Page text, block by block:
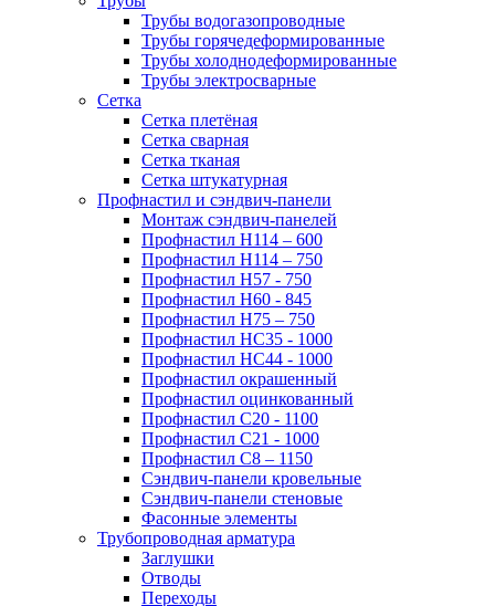
Трубы водогазопроводные
Трубы горячедеформированные
Трубы холоднодеформированные
Трубы электросварные
Сетка
Сетка плетёная
Сетка сварная
Сетка тканая
Сетка штукатурная
Профнастил и сэндвич-панели
Монтаж сэндвич-панелей
Профнастил Н114 – 600
Профнастил Н114 – 750
Профнастил Н57 - 750
Профнастил Н60 - 845
Профнастил Н75 – 750
Профнастил НС35 - 1000
Профнастил НС44 - 1000
Профнастил окрашенный
Профнастил оцинкованный
Профнастил С20 - 1100
Профнастил С21 - 1000
Профнастил С8 – 1150
Сэндвич-панели кровельные
Сэндвич-панели стеновые
Фасонные элементы
Трубопроводная арматура
Заглушки
Отводы
Переходы